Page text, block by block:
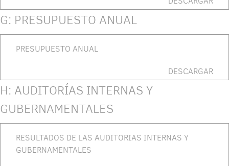
G: PRESUPUESTO ANUAL
PRESUPUESTO ANUAL
DESCARGAR
H: AUDITORÍAS INTERNAS Y
GUBERNAMENTALES
RESULTADOS DE LAS AUDITORIAS INTERNAS Y
GUBERNAMENTALES